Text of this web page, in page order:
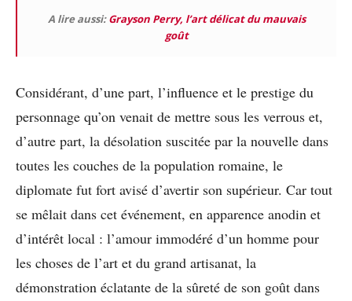
A lire aussi:Grayson Perry, l’art délicat du mauvais
goût
Considérant, d’une part, l’influence et le prestige du
personnage qu’on venait de mettre sous les verrous et,
d’autre part, la désolation suscitée par la nouvelle dans
toutes les couches de la population romaine, le
diplomate fut fort avisé d’avertir son supérieur. Car tout
se mêlait dans cet événement, en apparence anodin et
d’intérêt local : l’amour immodéré d’un homme pour
les choses de l’art et du grand artisanat, la
démonstration éclatante de la sûreté de son goût dans